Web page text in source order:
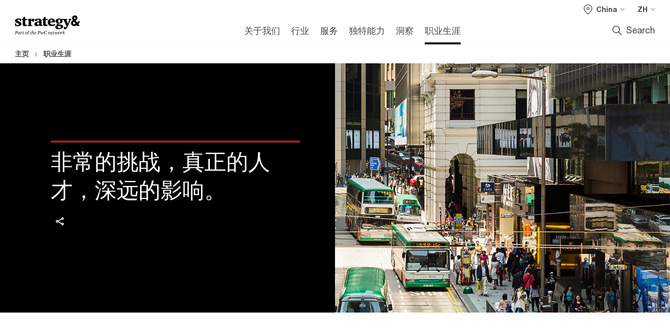
content
footer
关于我们 行业 服务 独特能力 洞察 职业生涯
China ZH
Search
主页 职业生涯
非常的挑战，真正的人
才，深远的影响。